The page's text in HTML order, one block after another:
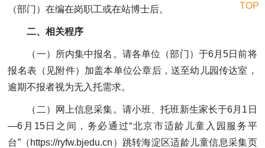
（部门）在编在岗职工或在站博士后。
二、相关程序
（一）所内集中报名。请各单位（部门）于6月5日前将
报名表（见附件）加盖本单位公章后，送至幼儿园传达室，
逾期不报者视为无入托需求。
（二）网上信息采集。请小班、托班新生家长于6月1日
—6月15日之间，务必通过“北京市适龄儿童入园服务平
台”（https://ryfw.bjedu.cn）跳转海淀区适龄儿童信息采集页
TOP